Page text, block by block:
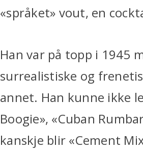
«språket» vout, en
Han var på topp i 1945
surrealistiske og
annet. Han kunne ikke
Boogie», «Cuban
kanskje blir «Cement